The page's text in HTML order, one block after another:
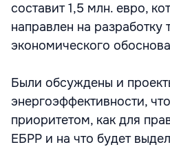
составит 1,5 млн. евро,
направлен на разработку
экономического
Были обсуждены и
энергоэффективности,
приоритетом, как для
ЕБРР и на что будет